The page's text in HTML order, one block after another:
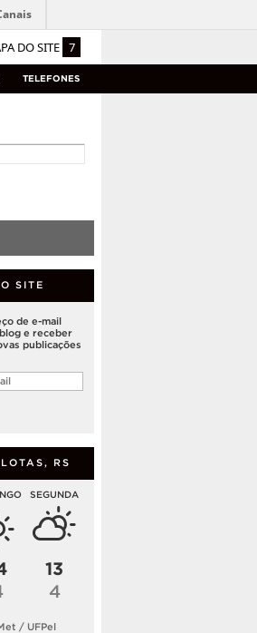
DO SITE 7
TELEFONES
SITE
de e-mail
e receber
publicações
RS
SEGUNDA
13
4
/ UFPel